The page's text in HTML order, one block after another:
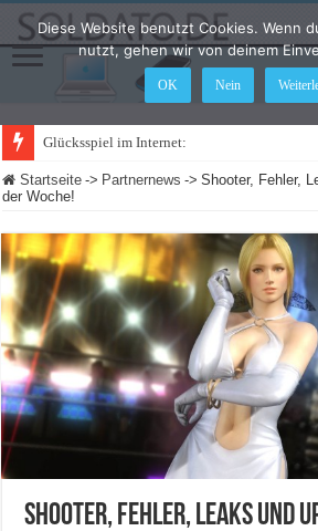
Glücksspiel im Internet: Was ändert sich
Startseite -> Partnernews -> Shooter, Fehler,
der Woche!
Shooter, Fehler, Leaks und
Diese Website benutzt Cookies. Wenn
nutzt, gehen wir von deinem
OK Nein